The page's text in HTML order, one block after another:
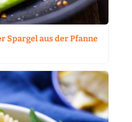
Spargel aus der Pfanne